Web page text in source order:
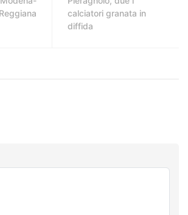
Reggiana
calciatori granata in
diffida